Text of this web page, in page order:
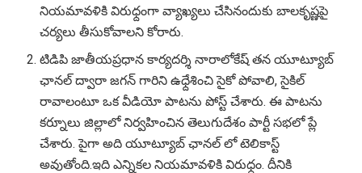
నియమావళికి విరుధ్దంగా వ్యాఖ్యలు చేసినందుకు బాలకృష్ణపై
చర్యలు తీసుకోవాలని కోరారు.
టిడిపి జాతీయప్రధాన కార్యదర్శి నారాలోకేష్ తన యూట్యూబ్
ఛానల్ ద్వారా జగన్ గారిని ఉధ్దేశించి సైకో పోవాలి, సైకిల్
రావాలంటూ ఒక వీడియో పాటను పోస్ట్ చేశారు. ఈ పాటను
కర్నూలు జిల్లాలో నిర్వహించిన తెలుగుదేశం పార్టీ సభలో ప్లే
చేశారు. పైగా అది యూట్యూబ్ ఛానల్ లో టెలికాస్ట్
అవుతోంది.ఇది ఎన్నికల నియమావళికి విరుధ్దం. దీనికి